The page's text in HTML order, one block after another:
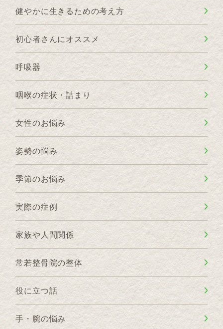
健やかに生きるための考え方
初心者さんにオススメ
呼吸器
咽喉の症状・詰まり
女性のお悩み
姿勢の悩み
季節のお悩み
実際の症例
家族や人間関係
常若整骨院の整体
役に立つ話
手・腕の悩み